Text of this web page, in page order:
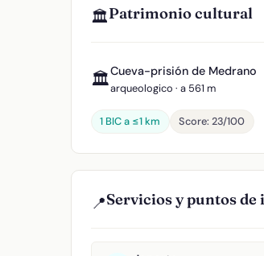
🏛️Patrimonio cultural
🏛️Cueva-prisión de Medrano
arqueologico · a 561 m
1 BIC a ≤1 km Score: 23/100
📍Servicios y puntos de